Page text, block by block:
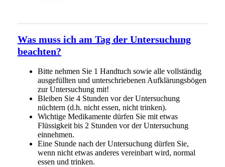
Was muss ich am Tag der Untersuchung
beachten?
Bitte nehmen Sie 1 Handtuch sowie alle vollständig
ausgefüllten und unterschriebenen Aufklärungsbögen
zur Untersuchung mit!
Bleiben Sie 4 Stunden vor der Untersuchung
nüchtern (d.h. nicht essen, nicht trinken).
Wichtige Medikamente dürfen Sie mit etwas
Flüssigkeit bis 2 Stunden vor der Untersuchung
einnehmen.
Eine Stunde nach der Untersuchung dürfen Sie,
wenn nicht etwas anderes vereinbart wird, normal
essen und trinken.